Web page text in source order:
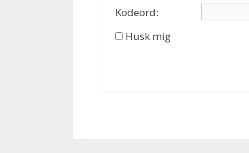
Kodeord:
Husk mig